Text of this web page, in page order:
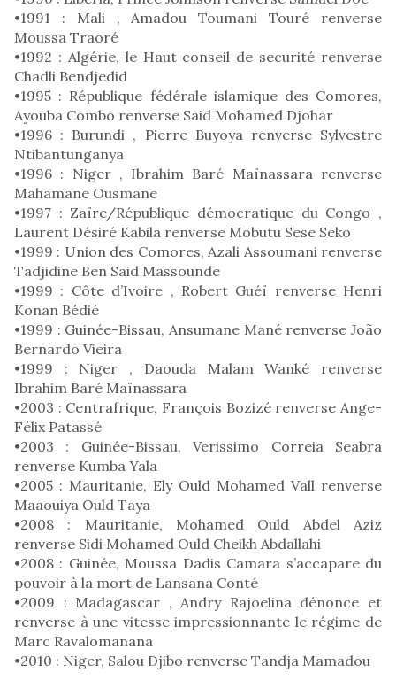
•1991 : Mali , Amadou Toumani Touré renverse
Moussa Traoré
•1992 : Algérie, le Haut conseil de securité renverse
Chadli Bendjedid
•1995 : République fédérale islamique des Comores,
Ayouba Combo renverse Said Mohamed Djohar
•1996 : Burundi , Pierre Buyoya renverse Sylvestre
Ntibantunganya
•1996 : Niger , Ibrahim Baré Maïnassara renverse
Mahamane Ousmane
•1997 : Zaïre/République démocratique du Congo ,
Laurent Désiré Kabila renverse Mobutu Sese Seko
•1999 : Union des Comores, Azali Assoumani renverse
Tadjidine Ben Said Massounde
•1999 : Côte d’Ivoire , Robert Guéï renverse Henri
Konan Bédié
•1999 : Guinée-Bissau, Ansumane Mané renverse João
Bernardo Vieira
•1999 : Niger , Daouda Malam Wanké renverse
Ibrahim Baré Maïnassara
•2003 : Centrafrique, François Bozizé renverse Ange-
Félix Patassé
•2003 : Guinée-Bissau, Verissimo Correia Seabra
renverse Kumba Yala
•2005 : Mauritanie, Ely Ould Mohamed Vall renverse
Maaouiya Ould Taya
•2008 : Mauritanie, Mohamed Ould Abdel Aziz
renverse Sidi Mohamed Ould Cheikh Abdallahi
•2008 : Guinée, Moussa Dadis Camara s’accapare du
pouvoir à la mort de Lansana Conté
•2009 : Madagascar , Andry Rajoelina dénonce et
renverse à une vitesse impressionnante le régime de
Marc Ravalomanana
•2010 : Niger, Salou Djibo renverse Tandja Mamadou